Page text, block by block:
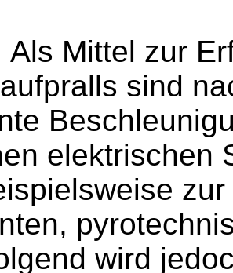
Als Mittel zur
sind
elektrischen
wird